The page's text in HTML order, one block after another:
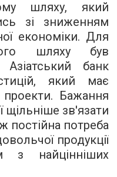
шляху, який
зі зниженням
економіки. Для
шляху був
Азіатський банк
який має
проекти. Бажання
щільніше зв'язати
постійна потреба
продукції
з найцінніших